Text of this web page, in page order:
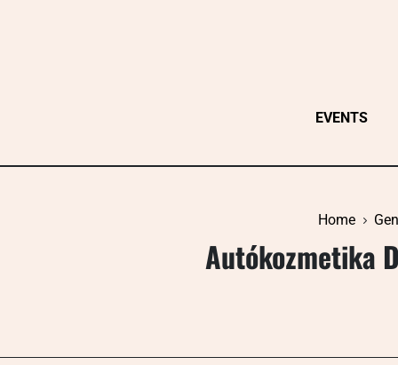
EVENTS
Home
Autókozmetika